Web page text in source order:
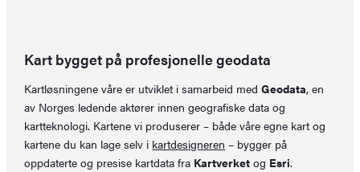
Kart bygget på profesjonelle geodata
Kartløsningene våre er utviklet i samarbeid medGeodata, en
av Norges ledende aktører innen geografiske data og
kartteknologi. Kartene vi produserer – både våre egne kart og
kartene du kan lage selv i kartdesigneren – bygger på
oppdaterte og presise kartdata fra Kartverket og Esri.